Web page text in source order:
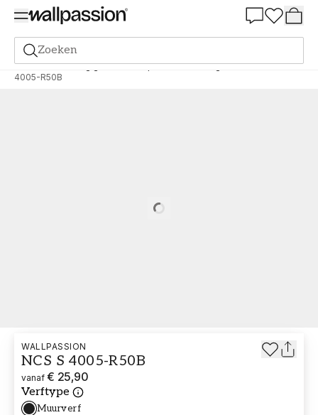
Zoeken
Verf Bestelling gebaseerd op NCS Bestelling door NCS
4005-R50B
WALLPASSION
NCS S 4005-R50B
vanaf € 25,90
Verftype
Muurverf